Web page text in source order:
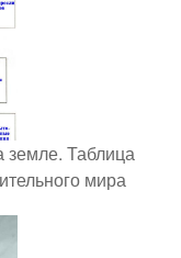
земле. Таблица
мира